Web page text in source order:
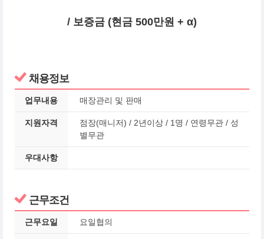
/ 보증금 (현금 500만원 + α)
채용정보
업무내용 매장관리 및 판매
지원자격
점장(매니저) / 2년이상 / 1명 / 연령무관 / 성
별무관
우대사항
근무조건
근무요일 요일협의